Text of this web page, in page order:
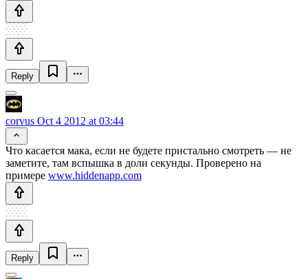
Reply
corvus Oct 4 2012 at 03:44
Что касается мака, если не будете пристально смотреть — не
заметите, там вспышка в доли секунды. Проверено на
примере www.hiddenapp.com
Reply